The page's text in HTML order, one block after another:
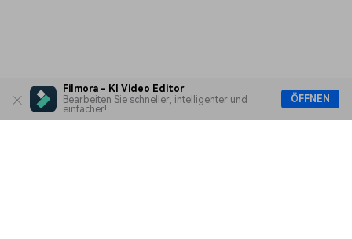
Filmora - KI Video Editor
Bearbeiten Sie schneller, intelligenter und
einfacher!
ÖFFNEN